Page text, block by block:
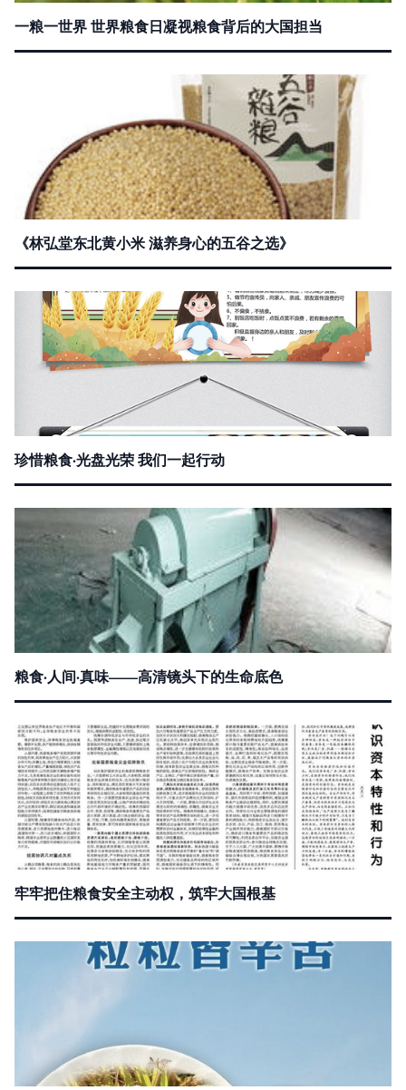
一粮一世界 世界粮食日凝视粮食背后的大国担当
《林弘堂东北黄小米 滋养身心的五谷之选》
珍惜粮食·光盘光荣 我们一起行动
粮食·人间·真味——高清镜头下的生命底色
牢牢把住粮食安全主动权，筑牢大国根基